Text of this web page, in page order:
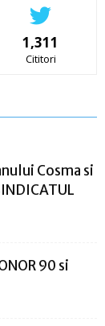
1,311
Cititori
Cosma si
90 si